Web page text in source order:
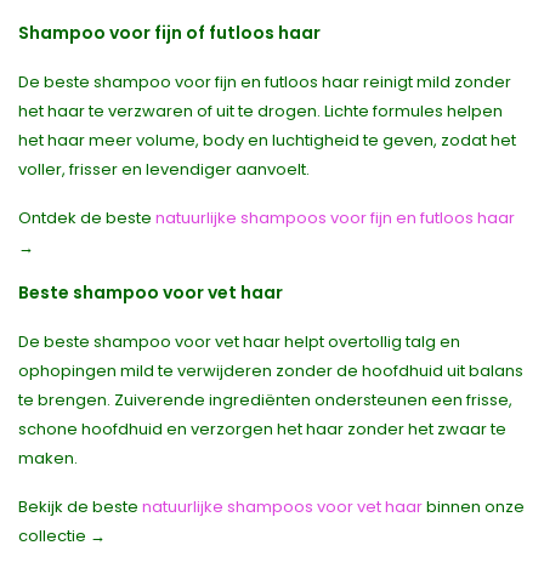
Shampoo voor fijn of futloos haar
De beste shampoo voor fijn en futloos haar reinigt mild zonder
het haar te verzwaren of uit te drogen. Lichte formules helpen
het haar meer volume, body en luchtigheid te geven, zodat het
voller, frisser en levendiger aanvoelt.
Ontdek de beste natuurlijke shampoos voor fijn en futloos haar
→
Beste shampoo voor vet haar
De beste shampoo voor vet haar helpt overtollig talg en
ophopingen mild te verwijderen zonder de hoofdhuid uit balans
te brengen. Zuiverende ingrediënten ondersteunen een frisse,
schone hoofdhuid en verzorgen het haar zonder het zwaar te
maken.
Bekijk de beste natuurlijke shampoos voor vet haarbinnen onze
collectie →